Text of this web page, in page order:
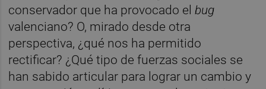
conservador que ha provocado elbug
valenciano? O, mirado desde otra
perspectiva, ¿qué nos ha permitido
rectificar? ¿Qué tipo de fuerzas sociales se
han sabido articular para lograr un cambio y